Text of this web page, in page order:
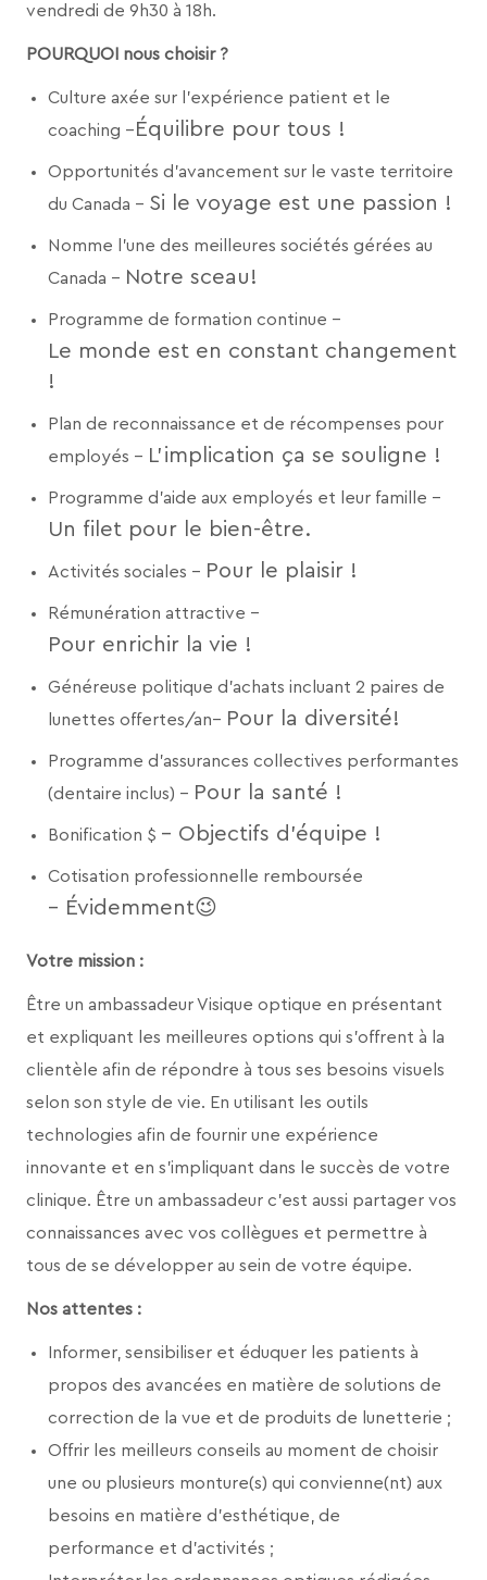
vendredi de 9h30 à 18h.
POURQUOI nous choisir ?
Culture axée sur l’expérience patient et le
coaching –Équilibre pour tous !
Opportunités d'avancement sur le vaste territoire
du Canada – Si le voyage est une passion !
Nomme l’une des meilleures sociétés gérées au
Canada – Notre sceau!
Programme de formation continue –
Le monde est en constant changement
!
Plan de reconnaissance et de récompenses pour
employés – L’implication ça se souligne !
Programme d'aide aux employés et leur famille –
Un filet pour le bien-être.
Activités sociales – Pour le plaisir !
Rémunération attractive –
Pour enrichir la vie !
Généreuse politique d’achats incluant 2 paires de
lunettes offertes/an– Pour la diversité!
Programme d’assurances collectives performantes
(dentaire inclus) – Pour la santé !
Bonification $ – Objectifs d’équipe !
Cotisation professionnelle remboursée
– Évidemment😉
Votre mission :
Être un ambassadeur Visique optique en présentant
et expliquant les meilleures options qui s’offrent à la
clientèle afin de répondre à tous ses besoins visuels
selon son style de vie. En utilisant les outils
technologies afin de fournir une expérience
innovante et en s’impliquant dans le succès de votre
clinique. Être un ambassadeur c’est aussi partager vos
connaissances avec vos collègues et permettre à
tous de se développer au sein de votre équipe.
Nos attentes :
Informer, sensibiliser et éduquer les patients à
propos des avancées en matière de solutions de
correction de la vue et de produits de lunetterie ;
Offrir les meilleurs conseils au moment de choisir
une ou plusieurs monture(s) qui convienne(nt) aux
besoins en matière d’esthétique, de
performance et d’activités ;